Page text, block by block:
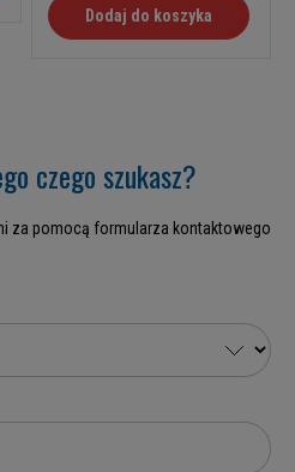
Dodaj do koszyka
czego szukasz?
za pomocą formularza kontaktowego